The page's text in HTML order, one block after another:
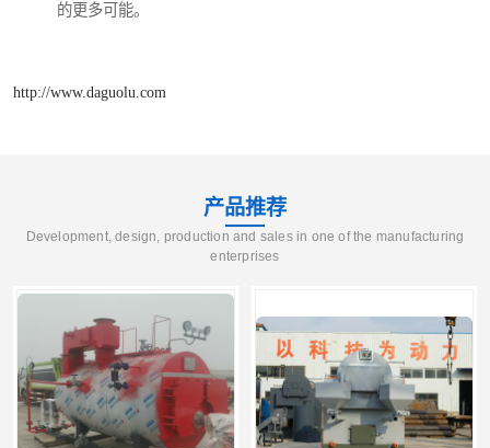
的更多可能。
http://www.daguolu.com
产品推荐
Development, design, production and sales in one of the manufacturing
enterprises